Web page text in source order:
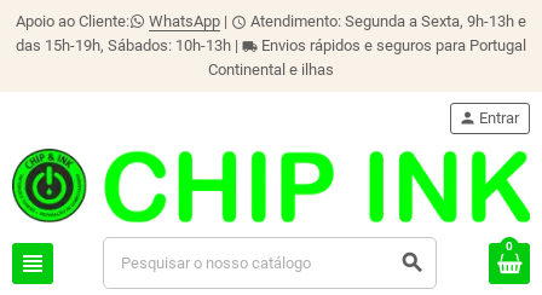
Apoio ao Cliente: WhatsApp | schedule Atendimento: Segunda a Sexta, 9h-13h e
das 15h-19h, Sábados: 10h-13h | local_shipping Envios rápidos e seguros para Portugal
Continental e ilhas
view_headline search
person Entrar
0